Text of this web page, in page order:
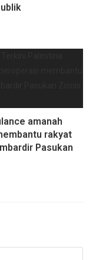
amanah
rakyat
Pasukan